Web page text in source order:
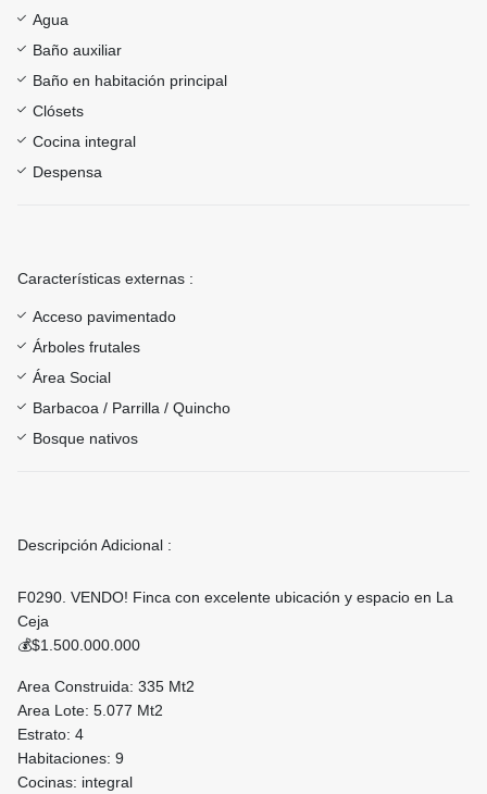
Agua
Baño auxiliar
Baño en habitación principal
Clósets
Cocina integral
Despensa
Características externas :
Acceso pavimentado
Árboles frutales
Área Social
Barbacoa / Parrilla / Quincho
Bosque nativos
Descripción Adicional :
F0290. VENDO! Finca con excelente ubicación y espacio en La
Ceja
💰$1.500.000.000
Area Construida: 335 Mt2
Area Lote: 5.077 Mt2
Estrato: 4
Habitaciones: 9
Cocinas: integral